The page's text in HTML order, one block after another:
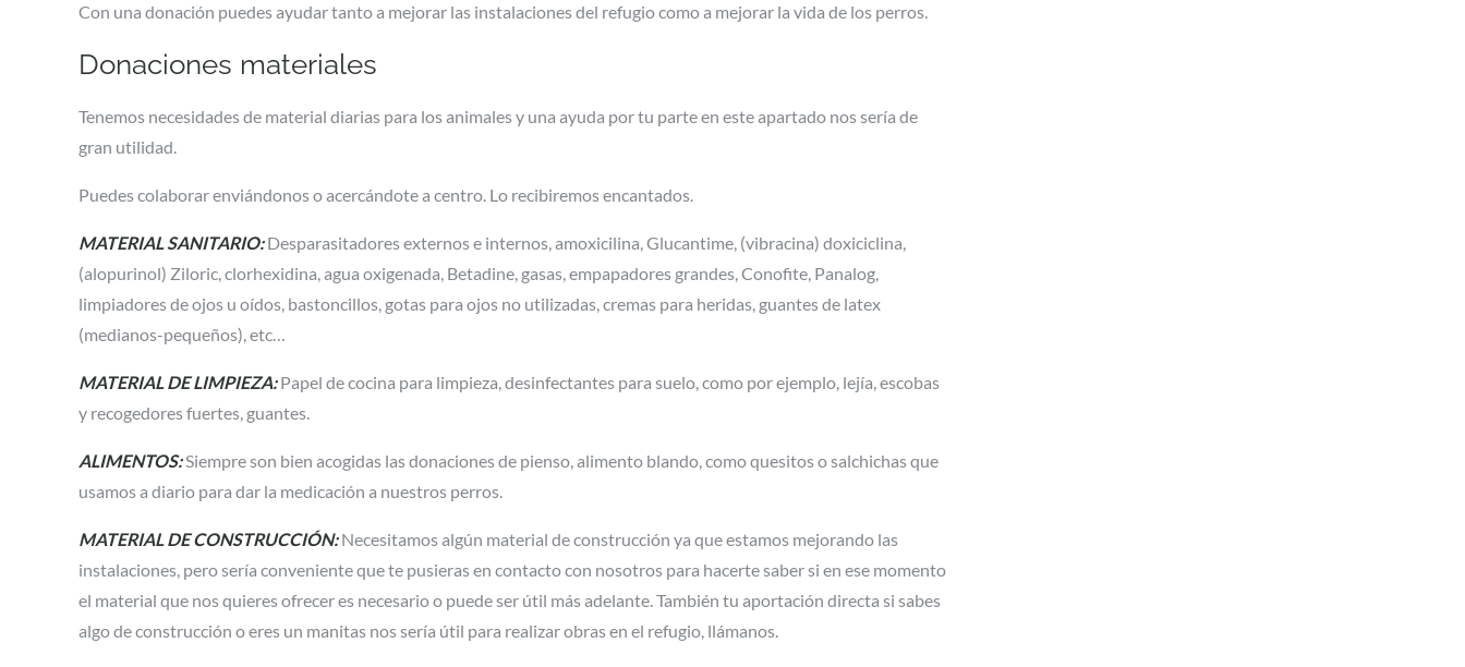
Con una donación puedes ayudar tanto a mejorar las instalaciones del refugio como a mejorar la vida de los perros.
Donaciones materiales
Tenemos necesidades de material diarias para los animales y una ayuda por tu parte en este apartado nos sería de
gran utilidad.
Puedes colaborar enviándonos o acercándote a centro. Lo recibiremos encantados.
MATERIAL SANITARIO: Desparasitadores externos e internos, amoxicilina, Glucantime, (vibracina) doxiciclina,
(alopurinol) Ziloric, clorhexidina, agua oxigenada, Betadine, gasas, empapadores grandes, Conofite, Panalog,
limpiadores de ojos u oídos, bastoncillos, gotas para ojos no utilizadas, cremas para heridas, guantes de latex
(medianos-pequeños), etc…
MATERIAL DE LIMPIEZA:Papel de cocina para limpieza, desinfectantes para suelo, como por ejemplo, lejía, escobas
y recogedores fuertes, guantes.
ALIMENTOS:Siempre son bien acogidas las donaciones de pienso, alimento blando, como quesitos o salchichas que
usamos a diario para dar la medicación a nuestros perros.
MATERIAL DE CONSTRUCCIÓN: Necesitamos algún material de construcción ya que estamos mejorando las
instalaciones, pero sería conveniente que te pusieras en contacto con nosotros para hacerte saber si en ese momento
el material que nos quieres ofrecer es necesario o puede ser útil más adelante. También tu aportación directa si sabes
algo de construcción o eres un manitas nos sería útil para realizar obras en el refugio, llámanos.